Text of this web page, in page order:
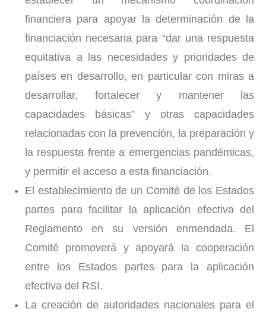
financiera para apoyar la determinación de la
financiación necesaria para “dar una respuesta
equitativa a las necesidades y prioridades de
países en desarrollo, en particular con miras a
desarrollar, fortalecer y mantener las
capacidades básicas” y otras capacidades
relacionadas con la prevención, la preparación y
la respuesta frente a emergencias pandémicas,
y permitir el acceso a esta financiación.
El establecimiento de un Comité de los Estados
partes para facilitar la aplicación efectiva del
Reglamento en su versión enmendada. El
Comité promoverá y apoyará la cooperación
entre los Estados partes para la aplicación
efectiva del RSI.
La creación de autoridades nacionales para el